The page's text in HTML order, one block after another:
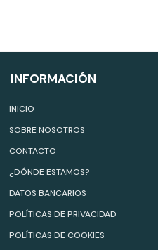
INFORMACIÓN
INICIO
SOBRE NOSOTROS
CONTACTO
¿DÓNDE ESTAMOS?
DATOS BANCARIOS
POLÍTICAS DE PRIVACIDAD
POLÍTICAS DE COOKIES